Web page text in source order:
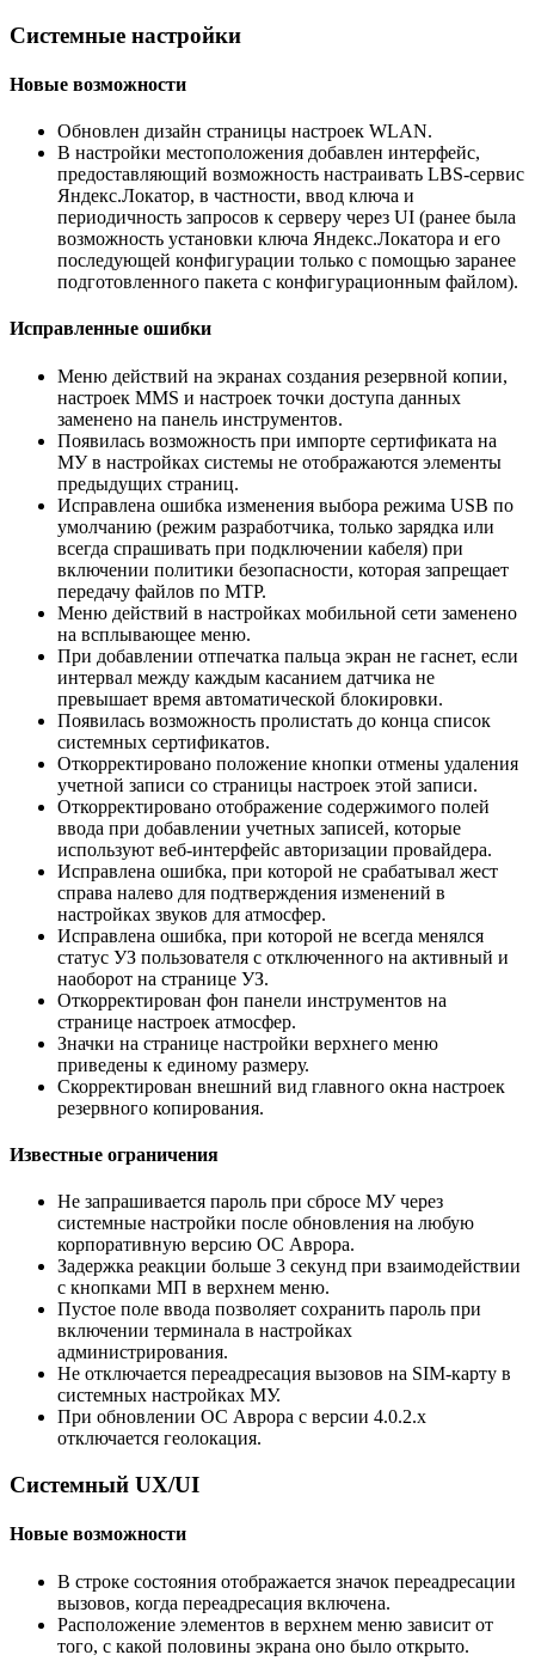
Системные настройки
Новые возможности
Обновлен дизайн страницы настроек WLAN.
В настройки местоположения добавлен интерфейс,
предоставляющий возможность настраивать LBS-сервис
Яндекс.Локатор, в частности, ввод ключа и
периодичность запросов к серверу через UI (ранее была
возможность установки ключа Яндекс.Локатора и его
последующей конфигурации только с помощью заранее
подготовленного пакета с конфигурационным файлом).
Исправленные ошибки
Меню действий на экранах создания резервной копии,
настроек MMS и настроек точки доступа данных
заменено на панель инструментов.
Появилась возможность при импорте сертификата на
МУ в настройках системы не отображаются элементы
предыдущих страниц.
Исправлена ошибка изменения выбора режима USB по
умолчанию (режим разработчика, только зарядка или
всегда спрашивать при подключении кабеля) при
включении политики безопасности, которая запрещает
передачу файлов по MTP.
Меню действий в настройках мобильной сети заменено
на всплывающее меню.
При добавлении отпечатка пальца экран не гаснет, если
интервал между каждым касанием датчика не
превышает время автоматической блокировки.
Появилась возможность пролистать до конца список
системных сертификатов.
Откорректировано положение кнопки отмены удаления
учетной записи со страницы настроек этой записи.
Откорректировано отображение содержимого полей
ввода при добавлении учетных записей, которые
используют веб-интерфейс авторизации провайдера.
Исправлена ошибка, при которой не срабатывал жест
справа налево для подтверждения изменений в
настройках звуков для атмосфер.
Исправлена ошибка, при которой не всегда менялся
статус УЗ пользователя с отключенного на активный и
наоборот на странице УЗ.
Откорректирован фон панели инструментов на
странице настроек атмосфер.
Значки на странице настройки верхнего меню
приведены к единому размеру.
Скорректирован внешний вид главного окна настроек
резервного копирования.
Известные ограничения
Не запрашивается пароль при сбросе МУ через
системные настройки после обновления на любую
корпоративную версию ОС Аврора.
Задержка реакции больше 3 секунд при взаимодействии
с кнопками МП в верхнем меню.
Пустое поле ввода позволяет сохранить пароль при
включении терминала в настройках
администрирования.
Не отключается переадресация вызовов на SIM-карту в
системных настройках МУ.
При обновлении ОС Аврора с версии 4.0.2.х
отключается геолокация.
Системный UX/UI
Новые возможности
В строке состояния отображается значок переадресации
вызовов, когда переадресация включена.
Расположение элементов в верхнем меню зависит от
того, с какой половины экрана оно было открыто.